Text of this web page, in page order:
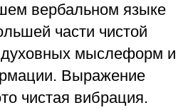
вербальном языке
части чистой
духовных мыслеформ и
Выражение
чистая вибрация.